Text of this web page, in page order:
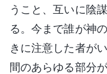
うこと、互いに陰
る。今まで誰が神
きに注意した者が
間のあらゆる部分